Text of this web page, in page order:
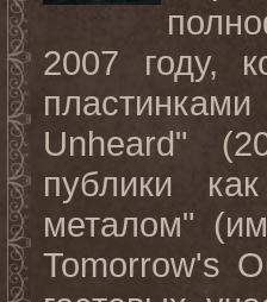
2007 году,
Unheard"
публики
металом"
Tomorrow's